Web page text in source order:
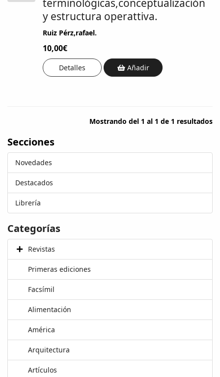
terminológicas,conceptualización
y estructura operattiva.
Ruiz Pérz,rafael.
10,00€
Detalles Añadir
Mostrando del 1 al 1 de 1 resultados
Secciones
Novedades
Destacados
Librería
Categorías
Revistas
Primeras ediciones
Facsímil
Alimentación
América
Arquitectura
Artículos